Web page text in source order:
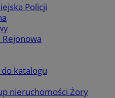
Policji
katalogu
nieruchomości Żory